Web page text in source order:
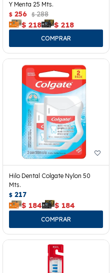
Y Menta 25 Mts.
$ 256 $ 288
$ 218 $ 218
Hilo Dental Colgate Nylon 50
Mts.
$ 217
$ 184 $ 184